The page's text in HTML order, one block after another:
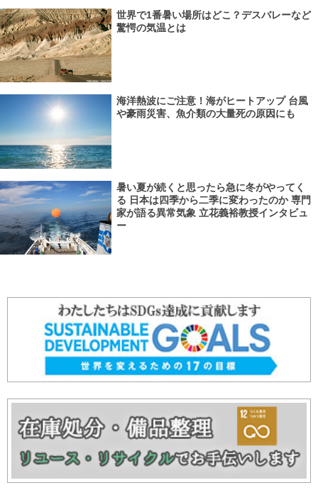
世界で1番暑い場所はどこ？デスバレーなど
驚愕の気温とは
海洋熱波にご注意！海がヒートアップ 台風
や豪雨災害、魚介類の大量死の原因にも
暑い夏が続くと思ったら急に冬がやってく
る 日本は四季から二季に変わったのか 専門
家が語る異常気象 立花義裕教授インタビュ
ー